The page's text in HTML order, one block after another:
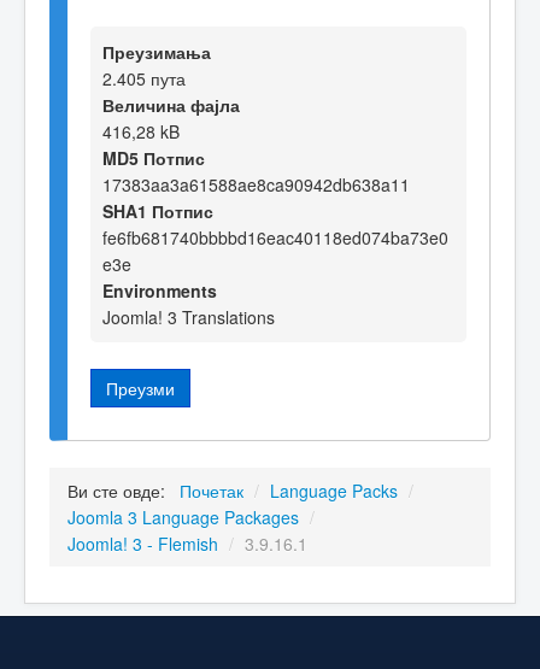
Преузимања
2.405 пута
Величина фајла
416,28 kB
MD5 Потпис
17383aa3a61588ae8ca90942db638a11
SHA1 Потпис
fe6fb681740bbbbd16eac40118ed074ba73e0
e3e
Environments
Joomla! 3 Translations
Преузми
Ви сте овде: Почетак / Language Packs /
Joomla 3 Language Packages /
Joomla! 3 - Flemish / 3.9.16.1